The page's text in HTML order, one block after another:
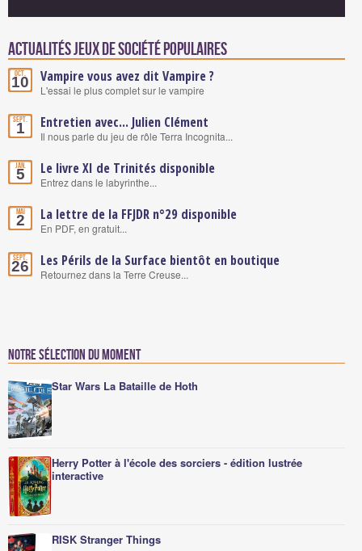
Actualités Jeux de société populaires
Oct.
10 Vampire vous avez dit Vampire ?
L'essai le plus complet sur le vampire
Sept.
1 Entretien avec... Julien Clément
Il nous parle du jeu de rôle Terra Incognita...
Jan.
5 Le livre XI de Trinités disponible
Entrez dans le labyrinthe...
Mai
2 La lettre de la FFJDR n°29 disponible
En PDF, en gratuit...
Sept.
26 Les Périls de la Surface bientôt en boutique
Retournez dans la Terre Creuse...
Notre sélection du moment
Star Wars La Bataille de Hoth
Herry Potter à l'école des sorciers - édition lustrée
interactive
RISK Stranger Things